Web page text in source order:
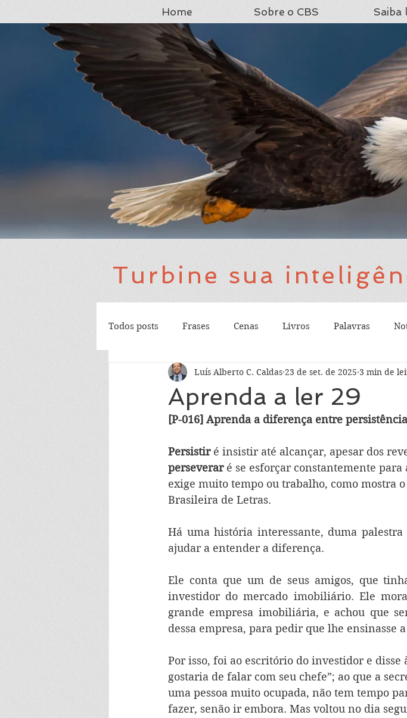
Home Sobre o CBS Saiba
Turbine sua
Todos posts Frases Cenas Livros Palavras
Aprenda a ler 29
Luís Alberto C. Caldas 23 de set. de 2025 3 min de
[P-016] Aprenda a diferença entre
Persistir é insistir até alcançar, apesar dos
perseverar é se esforçar constantemente para
exige muito tempo ou trabalho, como mostra
Brasileira de Letras.
Há uma história interessante, duma
ajudar a entender a diferença.
Ele conta que um de seus amigos, que
investidor do mercado imobiliário. Ele
grande empresa imobiliária, e achou que
dessa empresa, para pedir que lhe ensinasse
Por isso, foi ao escritório do investidor e disse
gostaria de falar com seu chefe”; ao que a
uma pessoa muito ocupada, não tem tempo
fazer, senão ir embora. Mas voltou no dia